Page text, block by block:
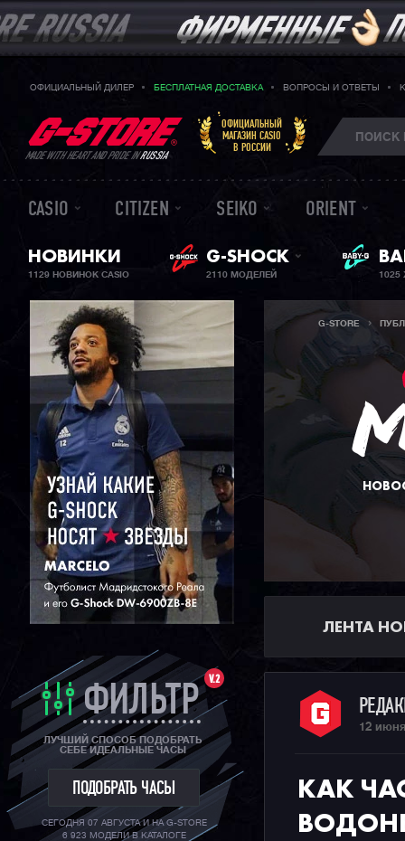
ОФИЦИАЛЬНЫЙ ДИЛЕР БЕСПЛАТНАЯ ДОСТАВКА ВОПРОСЫ И ОТВЕТЫ
MADE WITH HEART AND PRIDE INRUSSIA
ОФИЦИАЛЬНЫЙ
МАГАЗИН CASIO
В РОССИИ
CASIO CITIZEN SEIKO ORIENT
НОВИНКИ
1129 НОВИНОК CASIO
G-SHOCK
2110 МОДЕЛЕЙ
V.2
ФИЛЬТР
ЛУЧШИЙ СПОСОБ ПОДОБРАТЬ
СЕБЕ ИДЕАЛЬНЫЕ ЧАСЫ
ПОДОБРАТЬ ЧАСЫ
СЕГОДНЯ 07 АВГУСТА И НА G-STORE
6 923 МОДЕЛИ В КАТАЛОГЕ
G-STORE
ЛЕНТА
12
КАК